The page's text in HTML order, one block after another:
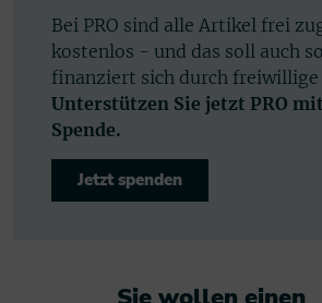
Bei PRO sind alle Artikel frei
kostenlos - und das soll auch
finanziert sich durch freiwillige
Unterstützen Sie jetzt PRO
Spende.
Jetzt spenden